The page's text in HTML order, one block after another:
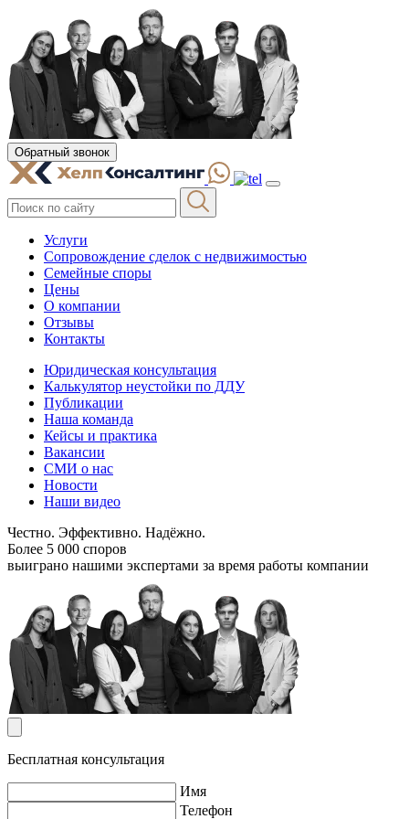
Обратный звонок
Услуги
Сопровождение сделок с недвижимостью
Семейные споры
Цены
О компании
Отзывы
Контакты
Юридическая консультация
Калькулятор неустойки по ДДУ
Публикации
Наша команда
Кейсы и практика
Вакансии
СМИ о нас
Новости
Наши видео
Честно. Эффективно. Надёжно.
Более 5 000 споров
выиграно нашими экспертами за время работы компании
Бесплатная консультация
Имя
Телефон